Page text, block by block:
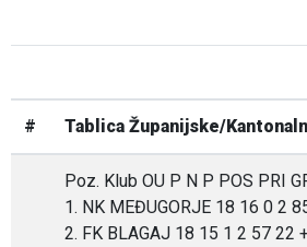
# Tablica Županijske/
Poz. Klub OU P N P POS PRI
1. NK MEĐUGORJE 18 16 0 2
2. FK BLAGAJ 18 15 1 2 57 22